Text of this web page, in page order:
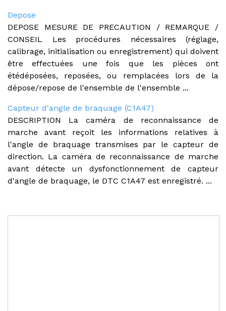
Depose
DEPOSE MESURE DE PRECAUTION / REMARQUE /
CONSEIL Les procédures nécessaires (réglage,
calibrage, initialisation ou enregistrement) qui doivent
être effectuées une fois que les pièces ont
étédéposées, reposées, ou remplacées lors de la
dépose/repose de l'ensemble de l'ensemble ...
Capteur d'angle de braquage (C1A47)
DESCRIPTION La caméra de reconnaissance de
marche avant reçoit les informations relatives à
l'angle de braquage transmises par le capteur de
direction. La caméra de reconnaissance de marche
avant détecte un dysfonctionnement de capteur
d'angle de braquage, le DTC C1A47 est enregistré. ...